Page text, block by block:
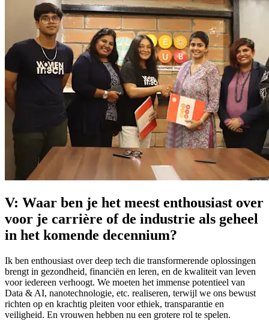
V: Waar ben je het meest enthousiast over
voor je carrière of de industrie als geheel
in het komende decennium?
Ik ben enthousiast over deep tech die transformerende oplossingen
brengt in gezondheid, financiën en leren, en de kwaliteit van leven
voor iedereen verhoogt. We moeten het immense potentieel van
Data & AI, nanotechnologie, etc. realiseren, terwijl we ons bewust
richten op en krachtig pleiten voor ethiek, transparantie en
veiligheid. En vrouwen hebben nu een grotere rol te spelen.